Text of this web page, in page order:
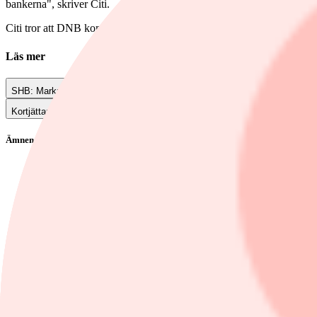
bankerna", skriver Citi.
Citi tror att DNB kommer att fortsätta att framgångsrikt integrera
Läs mer
SHB: Marknaden underskattar stålbolagets potential
Kortjättarna köpstämplas – här är dagens aktierekar
Ämnen i artikeln
Nordea
DNB
Handelsbanken
Swedbank